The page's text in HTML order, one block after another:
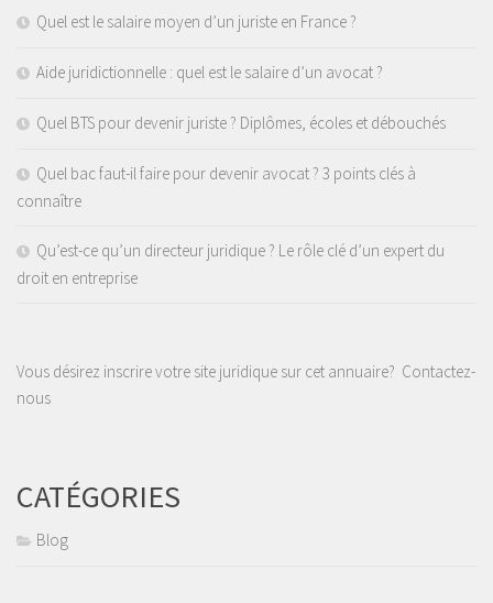
Quel est le salaire moyen d’un juriste en France ?
Aide juridictionnelle : quel est le salaire d’un avocat ?
Quel BTS pour devenir juriste ? Diplômes, écoles et débouchés
Quel bac faut-il faire pour devenir avocat ? 3 points clés à
connaître
Qu’est-ce qu’un directeur juridique ? Le rôle clé d’un expert du
droit en entreprise
Vous désirez inscrire votre site juridique sur cet annuaire? Contactez-
nous
CATÉGORIES
Blog